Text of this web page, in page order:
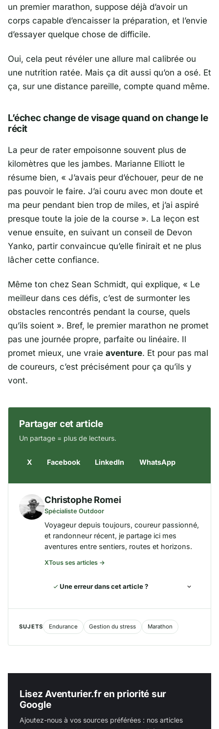
un premier marathon, suppose déjà d’avoir un
corps capable d’encaisser la préparation, et l’envie
d’essayer quelque chose de difficile.
Oui, cela peut révéler une allure mal calibrée ou
une nutrition ratée. Mais ça dit aussi qu’on a osé. Et
ça, sur une distance pareille, compte quand même.
L’échec change de visage quand on change le
récit
La peur de rater empoisonne souvent plus de
kilomètres que les jambes. Marianne Elliott le
résume bien, « J’avais peur d’échouer, peur de ne
pas pouvoir le faire. J’ai couru avec mon doute et
ma peur pendant bien trop de miles, et j’ai aspiré
presque toute la joie de la course ». La leçon est
venue ensuite, en suivant un conseil de Devon
Yanko, partir convaincue qu’elle finirait et ne plus
lâcher cette confiance.
Même ton chez Sean Schmidt, qui explique, « Le
meilleur dans ces défis, c’est de surmonter les
obstacles rencontrés pendant la course, quels
qu’ils soient ». Bref, le premier marathon ne promet
pas une journée propre, parfaite ou linéaire. Il
promet mieux, une vraie aventure. Et pour pas mal
de coureurs, c’est précisément pour ça qu’ils y
vont.
Partager cet article
Un partage = plus de lecteurs.
X Facebook LinkedIn WhatsApp
Christophe Romei
Spécialiste Outdoor
Voyageur depuis toujours, coureur passionné,
et randonneur récent, je partage ici mes
aventures entre sentiers, routes et horizons.
XTous ses articles →
Une erreur dans cet article ?
SUJETS Endurance Gestion du stress Marathon
Lisez Aventurier.fr en priorité sur
Google
Ajoutez-nous à vos sources préférées : nos articles